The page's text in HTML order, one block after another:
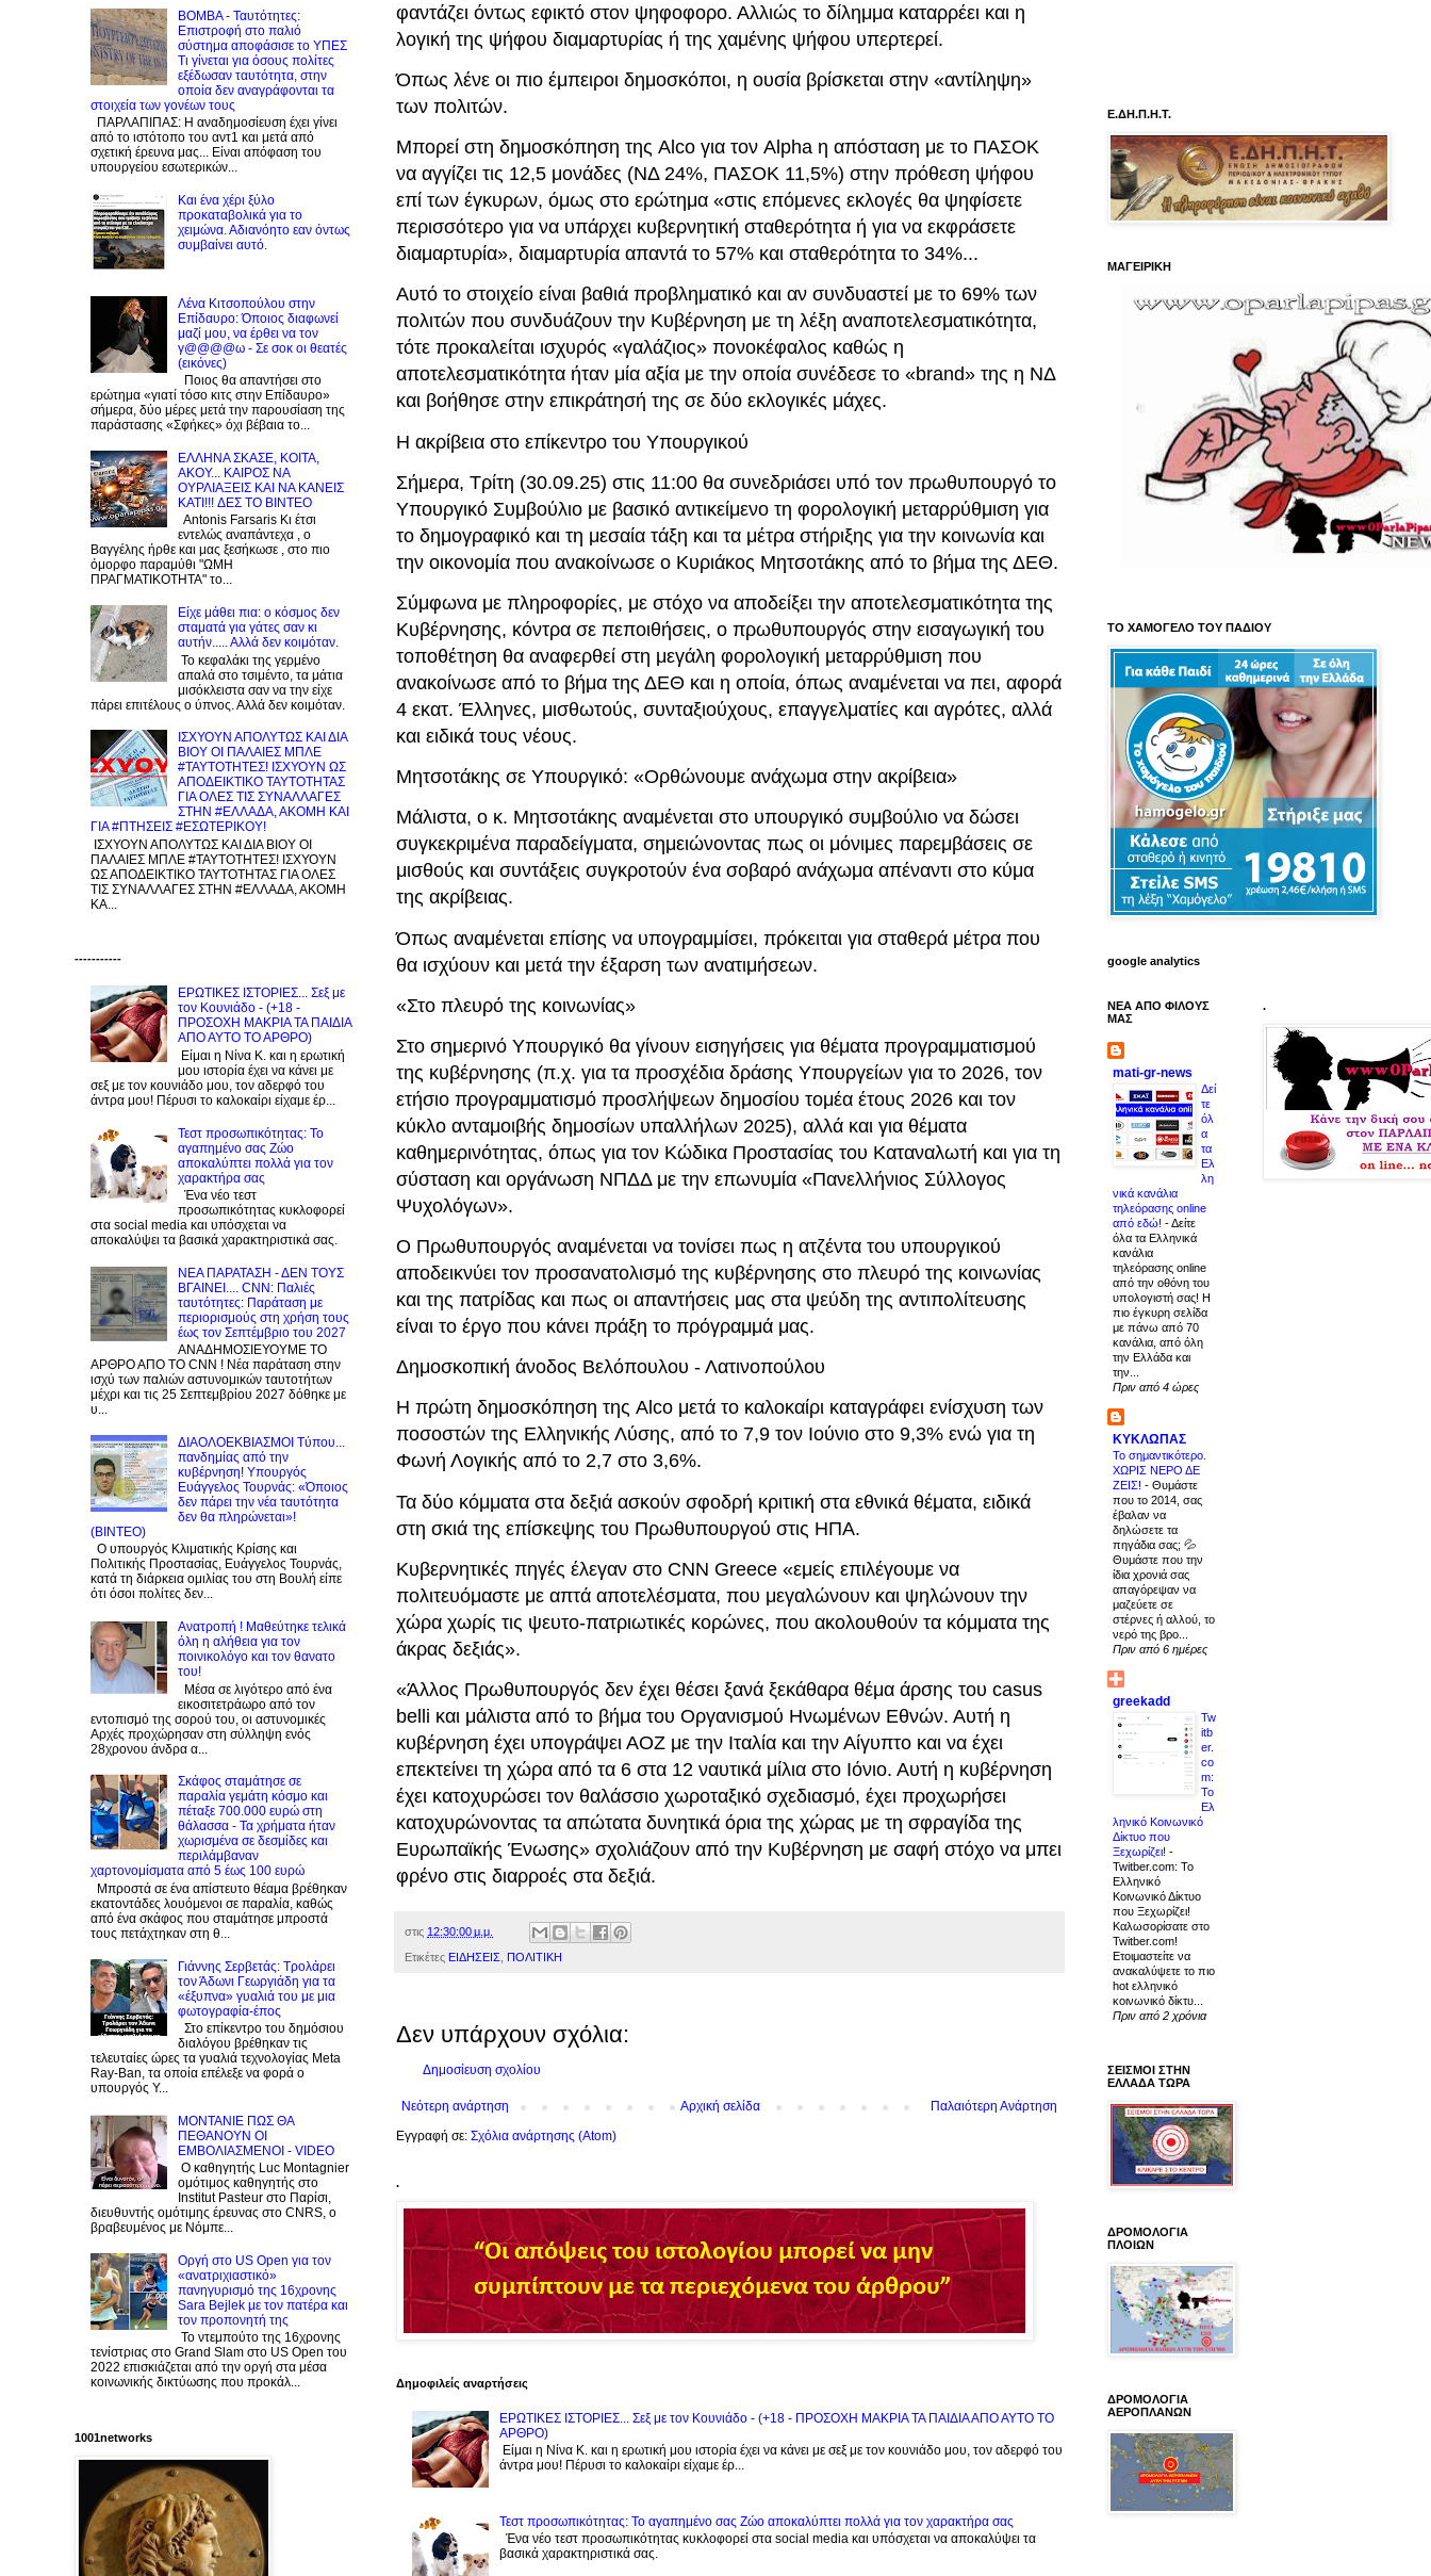
φαντάζει όντως εφικτό στον ψηφοφορο. Αλλιώς το δίλημμα καταρρέει και η
λογική της ψήφου διαμαρτυρίας ή της χαμένης ψήφου υπερτερεί.
Όπως λένε οι πιο έμπειροι δημοσκόποι, η ουσία βρίσκεται στην «αντίληψη»
των πολιτών.
Μπορεί στη δημοσκόπηση της Alco για τον Alpha η απόσταση με το ΠΑΣΟΚ
να αγγίζει τις 12,5 μονάδες (ΝΔ 24%, ΠΑΣΟΚ 11,5%) στην πρόθεση ψήφου
επί των έγκυρων, όμως στο ερώτημα «στις επόμενες εκλογές θα ψηφίσετε
περισσότερο για να υπάρχει κυβερνητική σταθερότητα ή για να εκφράσετε
διαμαρτυρία», διαμαρτυρία απαντά το 57% και σταθερότητα το 34%...
Αυτό το στοιχείο είναι βαθιά προβληματικό και αν συνδυαστεί με το 69% των
πολιτών που συνδυάζουν την Κυβέρνηση με τη λέξη αναποτελεσματικότητα,
τότε προκαλείται ισχυρός «γαλάζιος» πονοκέφαλος καθώς η
αποτελεσματικότητα ήταν μία αξία με την οποία συνέδεσε το «brand» της η ΝΔ
και βοήθησε στην επικράτησή της σε δύο εκλογικές μάχες.
Η ακρίβεια στο επίκεντρο του Υπουργικού
Σήμερα, Τρίτη (30.09.25) στις 11:00 θα συνεδριάσει υπό τον πρωθυπουργό το
Υπουργικό Συμβούλιο με βασικό αντικείμενο τη φορολογική μεταρρύθμιση για
το δημογραφικό και τη μεσαία τάξη και τα μέτρα στήριξης για την κοινωνία και
την οικονομία που ανακοίνωσε ο Κυριάκος Μητσοτάκης από το βήμα της ΔΕΘ.
Σύμφωνα με πληροφορίες, με στόχο να αποδείξει την αποτελεσματικότητα της
Κυβέρνησης, κόντρα σε πεποιθήσεις, ο πρωθυπουργός στην εισαγωγική του
τοποθέτηση θα αναφερθεί στη μεγάλη φορολογική μεταρρύθμιση που
ανακοίνωσε από το βήμα της ΔΕΘ και η οποία, όπως αναμένεται να πει, αφορά
4 εκατ. Έλληνες, μισθωτούς, συνταξιούχους, επαγγελματίες και αγρότες, αλλά
και ειδικά τους νέους.
Μητσοτάκης σε Υπουργικό: «Ορθώνουμε ανάχωμα στην ακρίβεια»
Μάλιστα, ο κ. Μητσοτάκης αναμένεται στο υπουργικό συμβούλιο να δώσει
συγκεκριμένα παραδείγματα, σημειώνοντας πως οι μόνιμες παρεμβάσεις σε
μισθούς και συντάξεις συγκροτούν ένα σοβαρό ανάχωμα απέναντι στο κύμα
της ακρίβειας.
Όπως αναμένεται επίσης να υπογραμμίσει, πρόκειται για σταθερά μέτρα που
θα ισχύουν και μετά την έξαρση των ανατιμήσεων.
«Στο πλευρό της κοινωνίας»
Στο σημερινό Υπουργικό θα γίνουν εισηγήσεις για θέματα προγραμματισμού
της κυβέρνησης (π.χ. για τα προσχέδια δράσης Υπουργείων για το 2026, τον
ετήσιο προγραμματισμό προσλήψεων δημοσίου τομέα έτους 2026 και τον
κύκλο ανταμοιβής δημοσίων υπαλλήλων 2025), αλλά και για θέματα
καθημερινότητας, όπως για τον Κώδικα Προστασίας του Καταναλωτή και για τη
σύσταση και οργάνωση ΝΠΔΔ με την επωνυμία «Πανελλήνιος Σύλλογος
Ψυχολόγων».
Ο Πρωθυπουργός αναμένεται να τονίσει πως η ατζέντα του υπουργικού
αποδεικνύει τον προσανατολισμό της κυβέρνησης στο πλευρό της κοινωνίας
και της πατρίδας και πως οι απαντήσεις μας στα ψεύδη της αντιπολίτευσης
είναι το έργο που κάνει πράξη το πρόγραμμά μας.
Δημοσκοπική άνοδος Βελόπουλου - Λατινοπούλου
Η πρώτη δημοσκόπηση της Alco μετά το καλοκαίρι καταγράφει ενίσχυση των
ποσοστών της Ελληνικής Λύσης, από το 7,9 τον Ιούνιο στο 9,3% ενώ για τη
Φωνή Λογικής από το 2,7 στο 3,6%.
Τα δύο κόμματα στα δεξιά ασκούν σφοδρή κριτική στα εθνικά θέματα, ειδικά
στη σκιά της επίσκεψης του Πρωθυπουργού στις ΗΠΑ.
Κυβερνητικές πηγές έλεγαν στο CNN Greece «εμείς επιλέγουμε να
πολιτευόμαστε με απτά αποτελέσματα, που μεγαλώνουν και ψηλώνουν την
χώρα χωρίς τις ψευτο-πατριωτικές κορώνες, που ακολουθούν τα κόμματα της
άκρας δεξιάς».
«Άλλος Πρωθυπουργός δεν έχει θέσει ξανά ξεκάθαρα θέμα άρσης του casus
belli και μάλιστα από το βήμα του Οργανισμού Ηνωμένων Εθνών. Αυτή η
κυβέρνηση έχει υπογράψει ΑΟΖ με την Ιταλία και την Αίγυπτο και να έχει
επεκτείνει τη χώρα από τα 6 στα 12 ναυτικά μίλια στο Ιόνιο. Αυτή η κυβέρνηση
έχει κατοχυρώσει τον θαλάσσιο χωροταξικό σχεδιασμό, έχει προχωρήσει
κατοχυρώνοντας τα απώτατα δυνητικά όρια της χώρας με τη σφραγίδα της
Ευρωπαϊκής Ένωσης» σχολιάζουν από την Κυβέρνηση με σαφή στόχο να μπει
φρένο στις διαρροές στα δεξιά.
στις 12:30:00 μ.μ.
Ετικέτες ΕΙΔΗΣΕΙΣ ΠΟΛΙΤΙΚΗ
Δεν υπάρχουν σχόλια:
Δημοσίευση σχολίου
Νεότερη ανάρτηση Παλαιότερη Ανάρτηση
Αρχική σελίδα
Εγγραφή σε: Σχόλια ανάρτησης (Atom)
.
Δημοφιλείς αναρτήσεις
ΕΡΩΤΙΚΕΣ ΙΣΤΟΡΙΕΣ... Σεξ με τον Kουνιάδο - (+18 - ΠΡΟΣΟΧΗ ΜΑΚΡΙΑ ΤΑ ΠΑΙΔΙΑ ΑΠΟ ΑΥΤΟ ΤΟ
ΑΡΘΡΟ)
Είμαι η Νίνα Κ. και η ερωτική μου ιστορία έχει να κάνει με σεξ με τον κουνιάδο μου, τον αδερφό του
άντρα μου! Πέρυσι το καλοκαίρι είχαμε έρ...
Τεστ προσωπικότητας: Το αγαπημένο σας Zώο αποκαλύπτει πολλά για τον χαρακτήρα σας
Ένα νέο τεστ προσωπικότητας κυκλοφορεί στα social media και υπόσχεται να αποκαλύψει τα
βασικά χαρακτηριστικά σας.
BOMBA - Ταυτότητες:
Eπιστροφή στο παλιό
σύστημα αποφάσισε το ΥΠΕΣ
Τι γίνεται για όσους πολίτες
εξέδωσαν ταυτότητα, στην
οποία δεν αναγράφονται τα
στοιχεία των γονέων τους
ΠΑΡΛΑΠΙΠΑΣ: Η αναδημοσίευση έχει γίνει
από το ιστότοπο του αντ1 και μετά από
σχετική έρευνα μας... Είναι απόφαση του
υπουργείου εσωτερικών...
Και ένα χέρι ξύλο
προκαταβολικά για το
χειμώνα. Αδιανόητο εαν όντως
συμβαίνει αυτό.
Λένα Κιτσοπούλου στην
Επίδαυρο: Όποιος διαφωνεί
μαζί μου, να έρθει να τον
γ@@@@ω - Σε σοκ οι θεατές
(εικόνες)
Ποιος θα απαντήσει στο
ερώτημα «γιατί τόσο κιτς στην Επίδαυρο»
σήμερα, δύο μέρες μετά την παρουσίαση της
παράστασης «Σφήκες» όχι βέβαια το...
EΛΛΗΝΑ ΣΚΑΣΕ, ΚΟΙΤΑ,
ΑΚΟΥ... ΚΑΙΡΟΣ ΝΑ
ΟΥΡΛIAΞΕΙΣ ΚΑΙ ΝΑ ΚΑΝΕΙΣ
KATI!!! ΔΕΣ TO BINTEO
Antonis Farsaris Κι έτσι
εντελώς αναπάντεχα , ο
Βαγγέλης ήρθε και μας ξεσήκωσε , στο πιο
όμορφο παραμύθι "ΩΜΗ
ΠΡΑΓΜΑΤΙΚΟΤΗΤΑ" το...
Είχε μάθει πια: ο κόσμος δεν
σταματά για γάτες σαν κι
αυτήν..... Αλλά δεν κοιμόταν.
Το κεφαλάκι της γερμένο
απαλά στο τσιμέντο, τα μάτια
μισόκλειστα σαν να την είχε
πάρει επιτέλους ο ύπνος. Αλλά δεν κοιμόταν.
ΙΣΧΥΟΥΝ ΑΠΟΛΥΤΩΣ ΚΑΙ ΔΙΑ
ΒΙΟΥ ΟΙ ΠΑΛΑΙΕΣ ΜΠΛΕ
#ΤΑΥΤΟΤΗΤΕΣ! ΙΣΧΥΟΥΝ ΩΣ
ΑΠΟΔΕΙΚΤΙΚΟ ΤΑΥΤΟΤΗΤΑΣ
ΓΙΑ ΟΛΕΣ ΤΙΣ ΣΥΝΑΛΛΑΓΕΣ
ΣΤΗΝ #ΕΛΛΑΔΑ, ΑΚΟΜΗ ΚΑΙ
ΓΙΑ #ΠΤΗΣΕΙΣ #ΕΣΩΤΕΡΙΚΟΥ!
ΙΣΧΥΟΥΝ ΑΠΟΛΥΤΩΣ ΚΑΙ ΔΙΑ ΒΙΟΥ ΟΙ
ΠΑΛΑΙΕΣ ΜΠΛΕ #ΤΑΥΤΟΤΗΤΕΣ! ΙΣΧΥΟΥΝ
ΩΣ ΑΠΟΔΕΙΚΤΙΚΟ ΤΑΥΤΟΤΗΤΑΣ ΓΙΑ ΟΛΕΣ
ΤΙΣ ΣΥΝΑΛΛΑΓΕΣ ΣΤΗΝ #ΕΛΛΑΔΑ, ΑΚΟΜΗ
ΚΑ...
-----------
ΕΡΩΤΙΚΕΣ ΙΣΤΟΡΙΕΣ... Σεξ με
τον Kουνιάδο - (+18 -
ΠΡΟΣΟΧΗ ΜΑΚΡΙΑ ΤΑ ΠΑΙΔΙΑ
ΑΠΟ ΑΥΤΟ ΤΟ ΑΡΘΡΟ)
Είμαι η Νίνα Κ. και η ερωτική
μου ιστορία έχει να κάνει με
σεξ με τον κουνιάδο μου, τον αδερφό του
άντρα μου! Πέρυσι το καλοκαίρι είχαμε έρ...
Τεστ προσωπικότητας: Το
αγαπημένο σας Zώο
αποκαλύπτει πολλά για τον
χαρακτήρα σας
Ένα νέο τεστ
προσωπικότητας κυκλοφορεί
στα social media και υπόσχεται να
αποκαλύψει τα βασικά χαρακτηριστικά σας.
NEA ΠΑΡΑΤΑΣΗ - ΔΕΝ ΤΟΥΣ
ΒΓΑΙΝΕΙ.... CNN: Παλιές
ταυτότητες: Παράταση με
περιορισμούς στη χρήση τους
έως τον Σεπτέμβριο του 2027
ΑΝΑΔΗΜΟΣΙΕΥΟΥΜΕ ΤΟ
ΑΡΘΡΟ ΑΠΟ ΤΟ CNN ! Νέα παράταση στην
ισχύ των παλιών αστυνομικών ταυτοτήτων
μέχρι και τις 25 Σεπτεμβρίου 2027 δόθηκε με
υ...
ΔΙΑΟΛΟΕΚΒΙΑΣΜΟΙ Tύπου...
πανδημίας από την
κυβέρνηση! Υπουργός
Ευάγγελος Τουρνάς: «Όποιος
δεν πάρει την νέα ταυτότητα
δεν θα πληρώνεται»!
(BINTEO)
Ο υπουργός Κλιματικής Κρίσης και
Πολιτικής Προστασίας, Ευάγγελος Τουρνάς,
κατά τη διάρκεια ομιλίας του στη Βουλή είπε
ότι όσοι πολίτες δεν...
Ανατροπή ! Mαθεύτηκε τελικά
όλη η αλήθεια για τον
ποινικολόγο και τον θανατο
του!
Μέσα σε λιγότερο από ένα
εικοσιτετράωρο από τον
εντοπισμό της σορού του, οι αστυνομικές
Αρχές προχώρησαν στη σύλληψη ενός
28χρονου άνδρα α...
Σκάφος σταμάτησε σε
παραλία γεμάτη κόσμο και
πέταξε 700.000 ευρώ στη
θάλασσα - Τα χρήματα ήταν
χωρισμένα σε δεσμίδες και
περιλάμβαναν
χαρτονομίσματα από 5 έως 100 ευρώ
Μπροστά σε ένα απίστευτο θέαμα βρέθηκαν
εκατοντάδες λουόμενοι σε παραλία, καθώς
από ένα σκάφος που σταμάτησε μπροστά
τους πετάχτηκαν στη θ...
Γιάννης Σερβετάς: Τρολάρει
τον Άδωνι Γεωργιάδη για τα
«έξυπνα» γυαλιά του με μια
φωτογραφία-έπος
Στο επίκεντρο του δημόσιου
διαλόγου βρέθηκαν τις
τελευταίες ώρες τα γυαλιά τεχνολογίας Meta
Ray-Ban, τα οποία επέλεξε να φορά ο
υπουργός Υ...
ΜΟΝΤΑΝΙΕ ΠΩΣ ΘΑ
ΠΕΘΑΝΟΥΝ ΟΙ
ΕΜΒΟΛΙΑΣΜΕΝΟΙ - VIDEO
Ο καθηγητής Luc Montagnier
ομότιμος καθηγητής στο
Institut Pasteur στο Παρίσι,
διευθυντής ομότιμης έρευνας στο CNRS, o
βραβευμένος με Νόμπε...
Οργή στο US Open για τον
«ανατριχιαστικό»
πανηγυρισμό της 16χρονης
Sara Bejlek με τον πατέρα και
τον προπονητή της
Το ντεμπούτο της 16χρονης
τενίστριας στο Grand Slam στο US Open του
2022 επισκιάζεται από την οργή στα μέσα
κοινωνικής δικτύωσης που προκάλ...
1001networks
Ε.ΔΗ.Π.Η.Τ.
ΜΑΓΕΙΡΙΚΗ
ΤΟ ΧΑΜΟΓΕΛΟ ΤΟΥ ΠΑΔΙΟΥ
google analytics
ΝΕΑ ΑΠΟ ΦΙΛΟΥΣ
ΜΑΣ
mati-gr-news
Δεί
τε
όλ
α
τα
Ελ
λη
νικά κανάλια
τηλεόρασης online
από εδώ! -Δείτε
όλα τα Ελληνικά
κανάλια
τηλεόρασης online
από την οθόνη του
υπολογιστή σας! Η
πιο έγκυρη σελίδα
με πάνω από 70
κανάλια, από όλη
την Ελλάδα και
την...
Πριν από 4 ώρες
ΚΥΚΛΩΠΑΣ
Το σημαντικότερο.
ΧΩΡΙΣ ΝΕΡΟ ΔΕ
ΖΕΙΣ! - Θυμάστε
που το 2014, σας
έβαλαν να
δηλώσετε τα
πηγάδια σας; 💦
Θυμάστε που την
ίδια χρονιά σας
απαγόρεψαν να
μαζεύετε σε
στέρνες ή αλλού, το
νερό της βρο...
Πριν από 6 ημέρες
greekadd
Tw
itb
er.
co
m:
Το
Ελ
ληνικό Κοινωνικό
Δίκτυο που
Ξεχωρίζει! -
Twitber.com: Το
Ελληνικό
Κοινωνικό Δίκτυο
που Ξεχωρίζει!
Καλωσορίσατε στο
Twitber.com!
Ετοιμαστείτε να
ανακαλύψετε το πιο
hot ελληνικό
κοινωνικό δίκτυ...
Πριν από 2 χρόνια
ΣΕΙΣΜΟΙ ΣΤΗΝ
ΕΛΛΑΔΑ ΤΩΡΑ
ΔΡΟΜΟΛΟΓΙΑ
ΠΛΟΙΩΝ
ΔΡΟΜΟΛΟΓΙΑ
ΑΕΡΟΠΛΑΝΩΝ
.